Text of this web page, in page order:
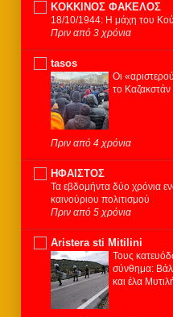
KOKKINOΣ ΦΑΚΕΛΟΣ
18/10/1944: Η μάχη του
Πριν από 3 χρόνια
tasos
Οι
το Καζακστάν
Πριν από 4 χρόνια
ΗΦΑΙΣΤΟΣ
Τα εβδομήντα δύο χρόνια
καινούριου πολιτισμού
Πριν από 5 χρόνια
Aristera sti Mitilini
Τους
σύνθημα:
και έλα